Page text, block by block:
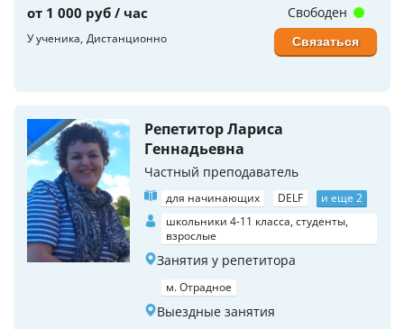
от 1 000 руб / час
У ученика Дистанционно
Свободен
Связаться
Репетитор Лариса
Геннадьевна
Частный преподаватель
для начинающих DELF
и еще 2
школьники 4-11 класса, студенты,
взрослые
Занятия у репетитора
м. Отрадное
Выездные занятия